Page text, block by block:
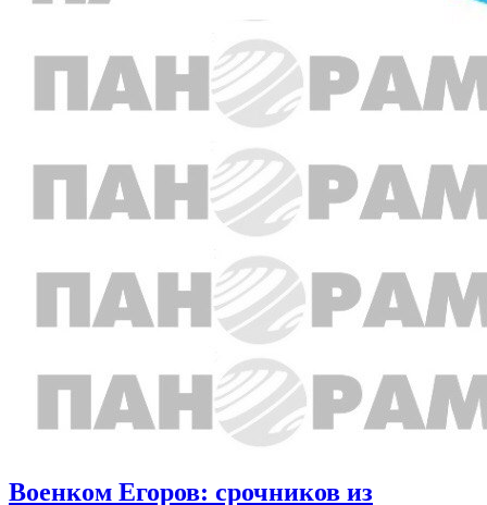
Военком Егоров: срочников из